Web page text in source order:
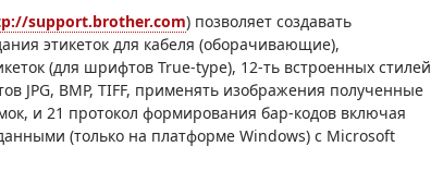
support.brother.com) позволяет создавать
этикеток для кабеля (оборачивающие),
(для шрифтов True-type), 12-ть встроенных
JPG, BMP, TIFF, применять изображения полученные
и 21 протокол формирования бар-кодов включая
(только на платформе Windows) с Microsoft